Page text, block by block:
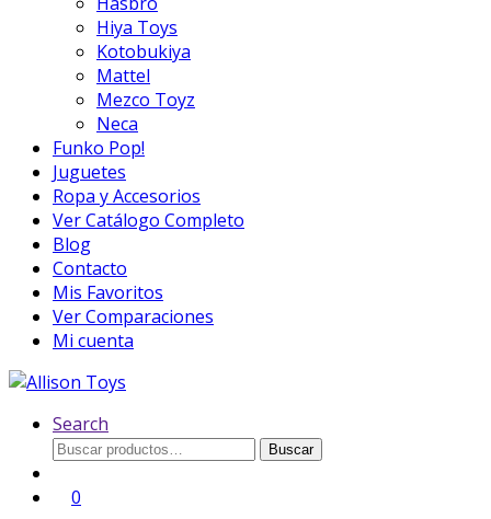
Hiya Toys
Kotobukiya
Mattel
Mezco Toyz
Neca
Funko Pop!
Juguetes
Ropa y Accesorios
Ver Catálogo Completo
Blog
Contacto
Mis Favoritos
Ver Comparaciones
Mi cuenta
Search
Buscar
Buscar
0